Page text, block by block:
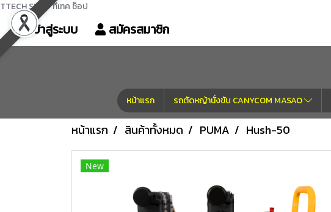
TTECH SHOP ทีเทค ช็อป
เข้าสู่ระบบ สมัครสมาชิก
หน้าแรก รถตัดหญ้านั่งขับ CANYCOM MASAO
หน้าแรก สินค้าทั้งหมด PUMA Hush-50
New